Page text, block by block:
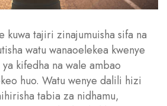
kuwa tajiri zinajumuisha sifa na
watu wanaoelekea kwenye
kifedha na wale ambao
huo. Watu wenye dalili hizi
tabia za nidhamu,